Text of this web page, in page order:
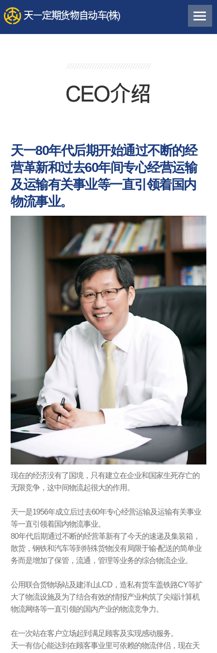
天一80年代后期开始通过不断的经
营革新和过去60年间专心经营运输
及运输有关事业等一直引领着国内
物流事业。
现在的经济没有了国境，只有建立在企业和国家生死存亡的
无限竞争，这中间物流起很大的作用。
天一是1956年成立后过去60年专心经营运输及运输有关事业
等一直引领着国内物流事业。
80年代后期通过不断的经营革新有了今天的速递及集装箱，
散货，钢铁和汽车等到特殊货物没有局限于输-配送的简单业
务而是增加了保管，流通，管理等业务的综合物流企业。
公用联合货物场站及建洋山LCD，造私有货车盖铁路CY等扩
大了物流设施及为了结合有效的情报产业构筑了尖端计算机
物流网络等一直引领的国内产业的物流竞争力。
在一次站在客户立场起到满足顾客及实现感动服务。
天一有信心能达到在顾客事业里可依赖的物流伴侣，现在天